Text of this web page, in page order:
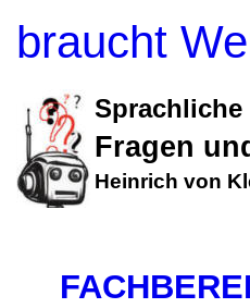
braucht
Sprachliche
Fragen
Heinrich von